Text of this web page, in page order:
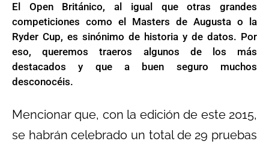
El Open Británico, al igual que otras grandes
competiciones como el Masters de Augusta o la
Ryder Cup, es sinónimo de historia y de datos. Por
eso, queremos traeros algunos de los más
destacados y que a buen seguro muchos
desconocéis.
Mencionar que, con la edición de este 2015,
se habrán celebrado un total de 29 pruebas